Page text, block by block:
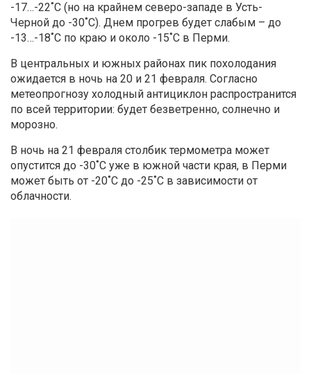
-17…-22˚С (но на крайнем северо-западе в Усть-
Черной до -30˚С). Днем прогрев будет слабым – до
-13…-18˚С по краю и около -15˚С в Перми.
В центральных и южных районах пик похолодания
ожидается в ночь на 20 и 21 февраля. Согласно
метеопрогнозу холодный антициклон распространится
по всей территории: будет безветренно, солнечно и
морозно.
В ночь на 21 февраля столбик термометра может
опустится до -30˚С уже в южной части края, в Перми
может быть от -20˚С до -25˚С в зависимости от
облачности.